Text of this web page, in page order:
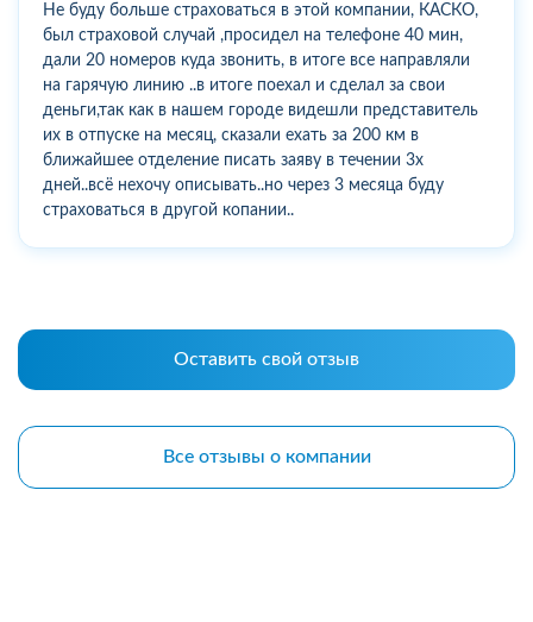
Не буду больше страховаться в этой компании, КАСКО,
был страховой случай ,просидел на телефоне 40 мин,
дали 20 номеров куда звонить, в итоге все направляли
на гарячую линию ..в итоге поехал и сделал за свои
деньги,так как в нашем городе видешли представитель
их в отпуске на месяц, сказали ехать за 200 км в
ближайшее отделение писать заяву в течении 3х
дней..всё нехочу описывать..но через 3 месяца буду
страховаться в другой копании..
Оставить свой отзыв
Все отзывы о компании